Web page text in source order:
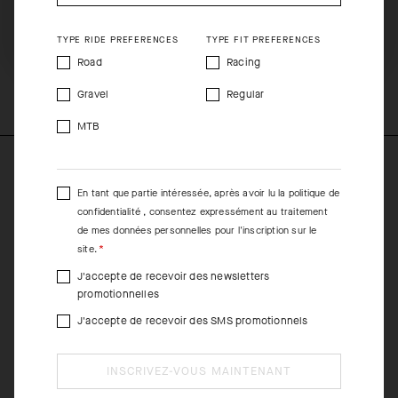
maillot (UPF 15) est si léger, respirant et rafraîchissant que nous
COMPOSITION
74%PL 14%EA 12%PA
TYPE RIDE PREFERENCES
Road
Gravel
MTB
TYPE FIT PREFERENCES
Racing
Regular
En tant que partie intéressée, après avoir lu la politique de
confidentialité , consentez expressément au traitement
de mes données personnelles pour l'inscription sur le
site.
J'accepte de recevoir des newsletters
promotionnelles
J'accepte de recevoir des SMS promotionnels
INSCRIVEZ-VOUS MAINTENANT